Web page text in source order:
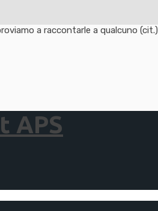
a raccontarle a qualcuno (cit.)
APS